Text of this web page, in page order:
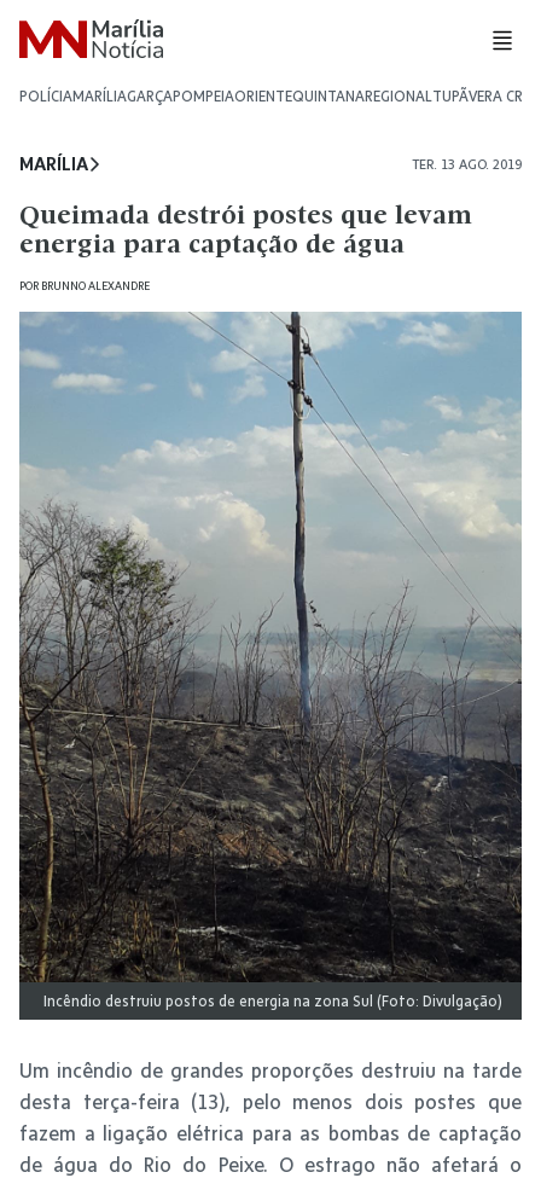
POLÍCIAMARÍLIAGARÇAPOMPEIAORIENTEQUINTANAREGIONALTUPÃVERA CRUZ
MARÍLIA TER. 13 AGO. 2019
Queimada destrói postes que levam
energia para captação de água
POR BRUNNO ALEXANDRE
Incêndio destruiu postos de energia na zona Sul (Foto: Divulgação)
Um incêndio de grandes proporções destruiu na tarde
desta terça-feira (13), pelo menos dois postes que
fazem a ligação elétrica para as bombas de captação
de água do Rio do Peixe. O estrago não afetará o